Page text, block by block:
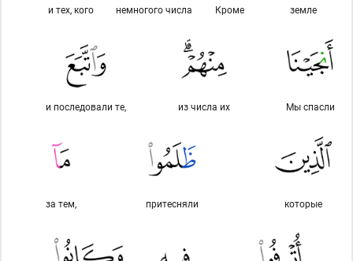
земле
Кроме
немногого числа
и тех, кого
Мы спасли
из числа их
и последовали те,
которые
притесняли
за тем,